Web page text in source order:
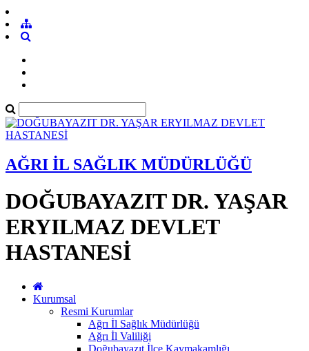
AĞRI İL SAĞLIK MÜDÜRLÜĞÜ
DOĞUBAYAZIT DR. YAŞAR
ERYILMAZ DEVLET
HASTANESİ
Kurumsal
Resmi Kurumlar
Ağrı İl Sağlık Müdürlüğü
Ağrı İl Valiliği
Doğubayazıt İlçe Kaymakamlığı